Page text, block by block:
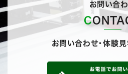
お問い合
お問い合わせ・体験